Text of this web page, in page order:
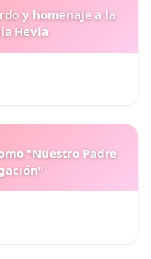
y homenaje a la
Hevia
"Nuestro Padre